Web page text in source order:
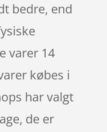
bedre, end
varer 14
købes i
har valgt
de er